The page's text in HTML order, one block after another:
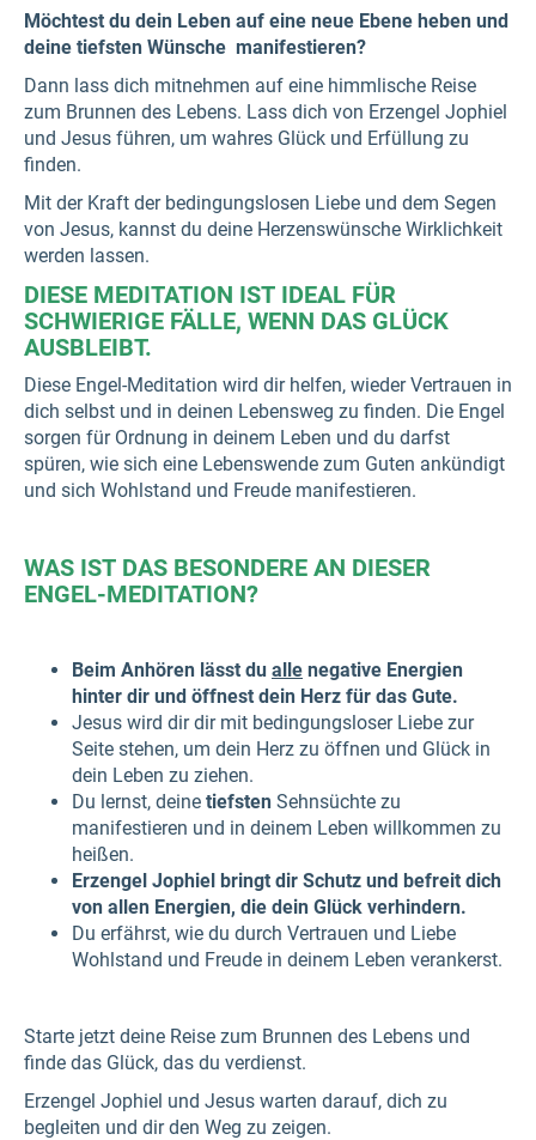
Möchtest du dein Leben auf eine neue Ebene heben und
deine tiefsten Wünsche manifestieren?
Dann lass dich mitnehmen auf eine himmlische Reise
zum Brunnen des Lebens. Lass dich von Erzengel Jophiel
und Jesus führen, um wahres Glück und Erfüllung zu
finden.
Mit der Kraft der bedingungslosen Liebe und dem Segen
von Jesus, kannst du deine Herzenswünsche Wirklichkeit
werden lassen.
DIESE MEDITATION IST IDEAL FÜR
SCHWIERIGE FÄLLE, WENN DAS GLÜCK
AUSBLEIBT.
Diese Engel-Meditation wird dir helfen, wieder Vertrauen in
dich selbst und in deinen Lebensweg zu finden. Die Engel
sorgen für Ordnung in deinem Leben und du darfst
spüren, wie sich eine Lebenswende zum Guten ankündigt
und sich Wohlstand und Freude manifestieren.
WAS IST DAS BESONDERE AN DIESER
ENGEL-MEDITATION?
Beim Anhören lässt du alle negative Energien
hinter dir und öffnest dein Herz für das Gute.
Jesus wird dir dir mit bedingungsloser Liebe zur
Seite stehen, um dein Herz zu öffnen und Glück in
dein Leben zu ziehen.
Du lernst, deine tiefsten Sehnsüchte zu
manifestieren und in deinem Leben willkommen zu
heißen.
Erzengel Jophiel bringt dir Schutz und befreit dich
von allen Energien, die dein Glück verhindern.
Du erfährst, wie du durch Vertrauen und Liebe
Wohlstand und Freude in deinem Leben verankerst.
Starte jetzt deine Reise zum Brunnen des Lebens und
finde das Glück, das du verdienst.
Erzengel Jophiel und Jesus warten darauf, dich zu
begleiten und dir den Weg zu zeigen.